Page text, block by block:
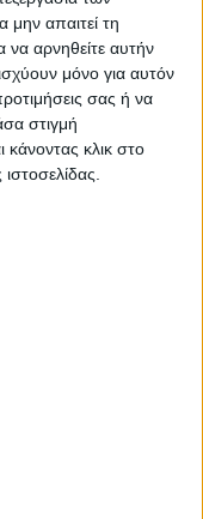
απαιτεί τη
να αρνηθείτε αυτήν
μόνο για αυτόν
σας ή να
στιγμή
κάνοντας κλικ στο
και στην
Όσο και αν
του